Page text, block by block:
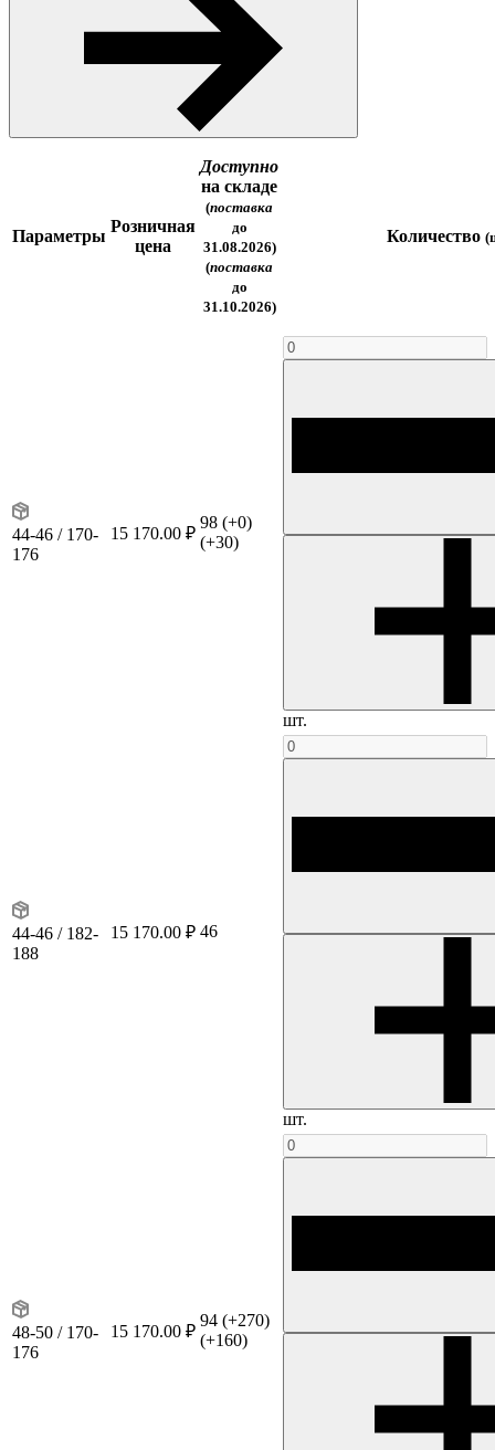
Параметры
Розничная
цена
Доступно
на складе
(поставка
до
31.08.2026)
(поставка
до
31.10.2026)
Количество
44-46 / 170-
176
15 170.00 ₽
98 (+0)
(+30)
шт.
44-46 / 182-
188
15 170.00 ₽ 46
шт.
48-50 / 170-
176
15 170.00 ₽
94 (+270)
(+160)